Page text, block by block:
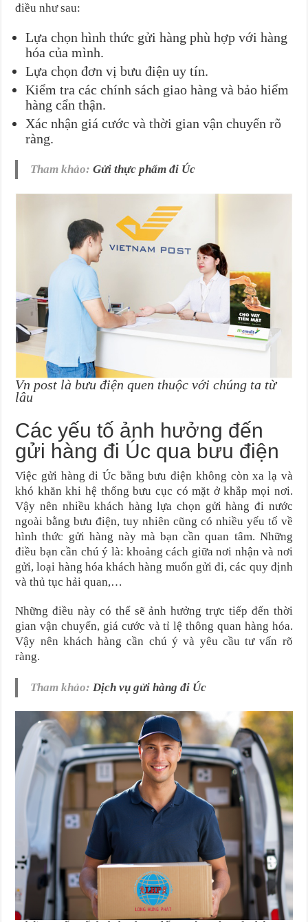
điều như sau:
Lựa chọn hình thức gửi hàng phù hợp với hàng
hóa của mình.
Lựa chọn đơn vị bưu điện uy tín.
Kiểm tra các chính sách giao hàng và bảo hiểm
hàng cẩn thận.
Xác nhận giá cước và thời gian vận chuyển rõ
ràng.
Tham khảo:Gửi thực phẩm đi Úc
Vn post là bưu điện quen thuộc với chúng ta từ
lâu
Các yếu tố ảnh hưởng đến
gửi hàng đi Úc qua bưu điện
Việc gửi hàng đi Úc bằng bưu điện không còn xa lạ và
khó khăn khi hệ thống bưu cục có mặt ở khắp mọi nơi.
Vậy nên nhiều khách hàng lựa chọn gửi hàng đi nước
ngoài bằng bưu điện, tuy nhiên cũng có nhiều yếu tố về
hình thức gửi hàng này mà bạn cần quan tâm. Những
điều bạn cần chú ý là: khoảng cách giữa nơi nhận và nơi
gửi, loại hàng hóa khách hàng muốn gửi đi, các quy định
và thủ tục hải quan,…
Những điều này có thể sẽ ảnh hưởng trực tiếp đến thời
gian vận chuyển, giá cước và tỉ lệ thông quan hàng hóa.
Vậy nên khách hàng cần chú ý và yêu cầu tư vấn rõ
ràng.
Tham khảo:Dịch vụ gửi hàng đi Úc